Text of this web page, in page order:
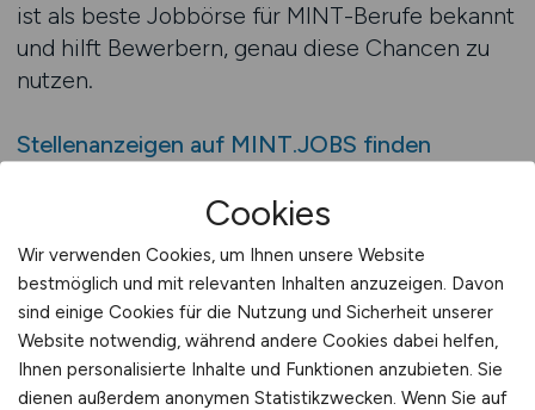
ist als beste Jobbörse für MINT-Berufe bekannt
und hilft Bewerbern, genau diese Chancen zu
nutzen.
Stellenanzeigen auf MINT.JOBS finden
MINT.JOBS Jobfinder für
Produktionstechnik
Der MINT.JOBS Jobfinder ist ein
unverzichtbares Werkzeug für alle, die gezielt
nach Produktionstechnik-Stellen suchen. Er
ermöglicht eine präzise und effiziente
Cookies
Wir verwenden Cookies, um Ihnen unsere Website
bestmöglich und mit relevanten Inhalten anzuzeigen. Davon
sind einige Cookies für die Nutzung und Sicherheit unserer
Website notwendig, während andere Cookies dabei helfen,
Ihnen personalisierte Inhalte und Funktionen anzubieten. Sie
dienen außerdem anonymen Statistikzwecken. Wenn Sie auf